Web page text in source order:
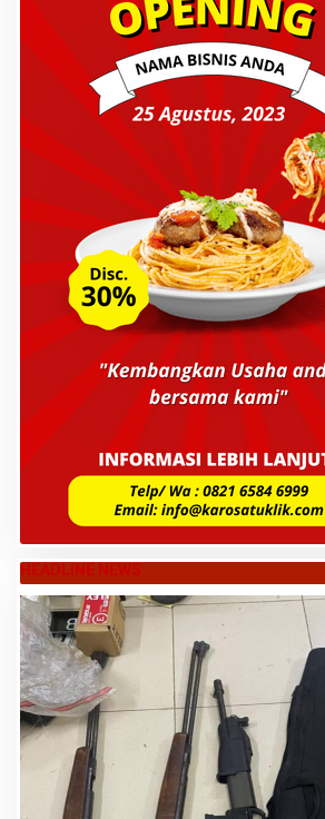
HEADLINE NEWS